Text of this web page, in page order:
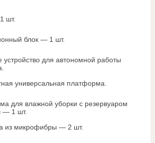
шт.
блок — 1 шт.
устройство для автономной работы
универсальная платформа.
для влажной уборки с резервуаром
— 1 шт.
из микрофибры — 2 шт.